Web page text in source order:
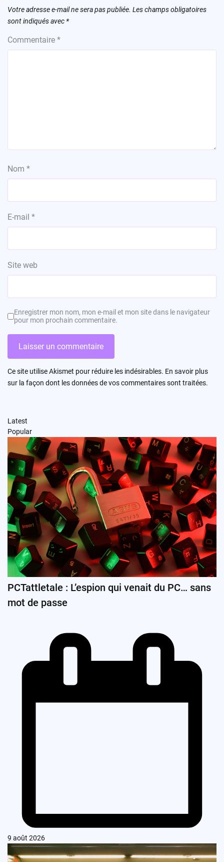
Votre adresse e-mail ne sera pas publiée. Les champs obligatoires
sont indiqués avec *
Commentaire *
Nom *
E-mail *
Site web
Enregistrer mon nom, mon e-mail et mon site dans le navigateur
pour mon prochain commentaire.
Ce site utilise Akismet pour réduire les indésirables. En savoir plus
sur la façon dont les données de vos commentaires sont traitées.
Latest
Popular
PCTattletale : L’espion qui venait du PC… sans
mot de passe
9 août 2026